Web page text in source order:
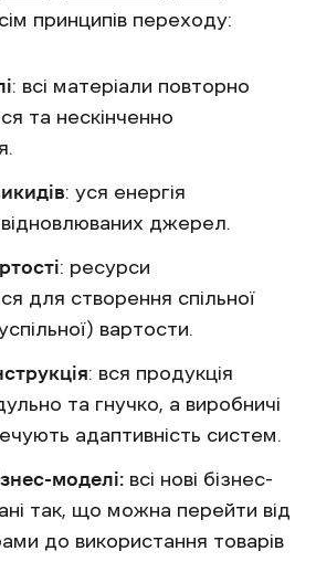
принципів переходу:
: всі матеріали повторно
та нескінченно
: уся енергія
джерел.
: ресурси
для створення спільної
вартости.
: вся продукція
та гнучко, а виробничі
адаптивність систем.
моделі: всі нові бізнес-
так, що можна перейти від
до використання товарів